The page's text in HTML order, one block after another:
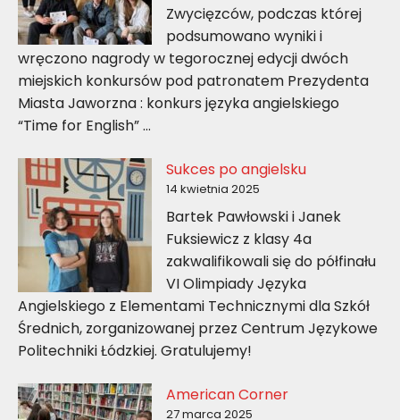
Zwycięzców, podczas której
podsumowano wyniki i
wręczono nagrody w tegorocznej edycji dwóch
miejskich konkursów pod patronatem Prezydenta
Miasta Jaworzna : konkurs języka angielskiego
“Time for English” …
Sukces po angielsku
14 kwietnia 2025
Bartek Pawłowski i Janek
Fuksiewicz z klasy 4a
zakwalifikowali się do półfinału
VI Olimpiady Języka
Angielskiego z Elementami Technicznymi dla Szkół
Średnich, zorganizowanej przez Centrum Językowe
Politechniki Łódzkiej. Gratulujemy!
American Corner
27 marca 2025